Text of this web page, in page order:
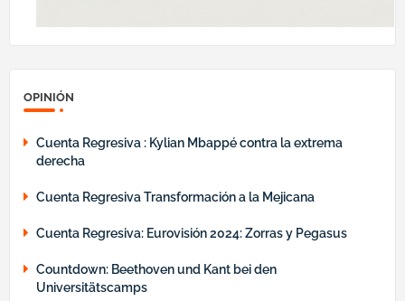
OPINIÓN
Cuenta Regresiva : Kylian Mbappé contra la extrema
derecha
Cuenta Regresiva Transformación a la Mejicana
Cuenta Regresiva: Eurovisión 2024: Zorras y Pegasus
Countdown: Beethoven und Kant bei den
Universitätscamps